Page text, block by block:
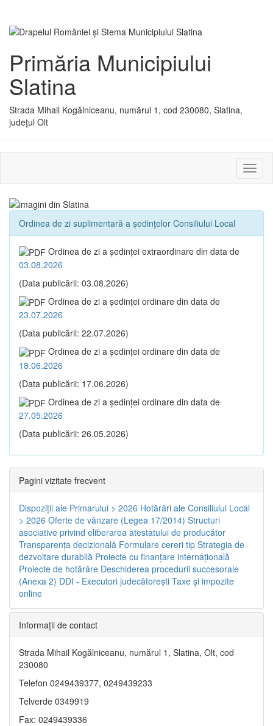
Primăria Municipiului
Slatina
Strada Mihail Kogălniceanu, numărul 1, cod 230080, Slatina,
județul Olt
sau
Ordinea de zi suplimentară a ședințelor Consiliului Local
Ordinea de zi a şedinţei extraordinare din data de
03.08.2026
(Data publicării: 03.08.2026)
Ordinea de zi a şedinţei ordinare din data de
23.07.2026
(Data publicării: 22.07.2026)
Ordinea de zi a şedinţei ordinare din data de
18.06.2026
(Data publicării: 17.06.2026)
Ordinea de zi a şedinţei ordinare din data de
27.05.2026
(Data publicării: 26.05.2026)
Pagini vizitate frecvent
Dispoziţii ale Primarului > 2026 Hotărâri ale Consiliului Local
> 2026 Oferte de vânzare (Legea 17/2014) Structuri
asociative privind eliberarea atestatului de producător
Transparenţa decizională Formulare cereri tip Strategia de
dezvoltare durabilă Proiecte cu finanţare internaţională
Proiecte de hotărâre Deschiderea procedurii succesorale
(Anexa 2) DDI - Executori judecătorești Taxe şi impozite
online
Informaţii de contact
Strada Mihail Kogălniceanu, numărul 1, Slatina, Olt, cod
230080
Telefon 0249439377, 0249439233
Telverde 0349919
Fax: 0249439336